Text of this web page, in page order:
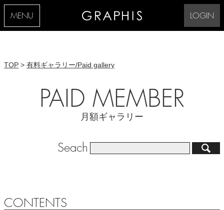
MENU LOGIN
TOP > 有料ギャラリー/Paid gallery
PAID MEMBER
月額ギャラリー
Seach
CONTENTS